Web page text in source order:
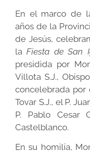
En el marco de
años de la
de Jesús,
laFiesta de San
presidida por
Villota S.J.,
concelebrada por
Tovar S.J., el P.
P. Pablo Cesar
Castelblanco.
En su homilía,